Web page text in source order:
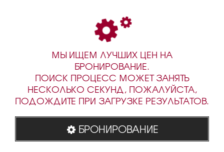
МЫ ИЩЕМ ЛУЧШИХ ЦЕН НА
БРОНИРОВАНИЕ.
ПОИСК ПРОЦЕСС МОЖЕТ ЗАНЯТЬ
НЕСКОЛЬКО СЕКУНД, ПОЖАЛУЙСТА,
ПОДОЖДИТЕ ПРИ ЗАГРУЗКЕ РЕЗУЛЬТАТОВ.
БРОНИРОВАНИЕ